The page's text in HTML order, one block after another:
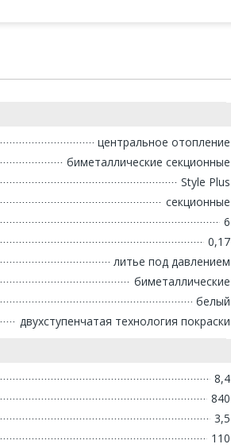
центральное отопление
биметаллические секционные
Style Plus
секционные
6
0,17
литье под давлением
биметаллические
белый
двухступенчатая технология покраски
8,4
840
3,5
110